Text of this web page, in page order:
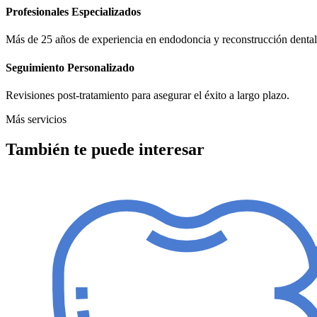
Profesionales Especializados
Más de 25 años de experiencia en endodoncia y reconstrucción
Seguimiento Personalizado
Revisiones post-tratamiento para asegurar el éxito a largo plazo.
Más servicios
También te puede interesar